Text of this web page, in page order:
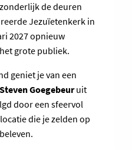
de deuren
Jezuïetenkerk in
2027 opnieuw
grote publiek.
geniet je van een
Steven Goegebeuruit
door een sfeervol
die je zelden op